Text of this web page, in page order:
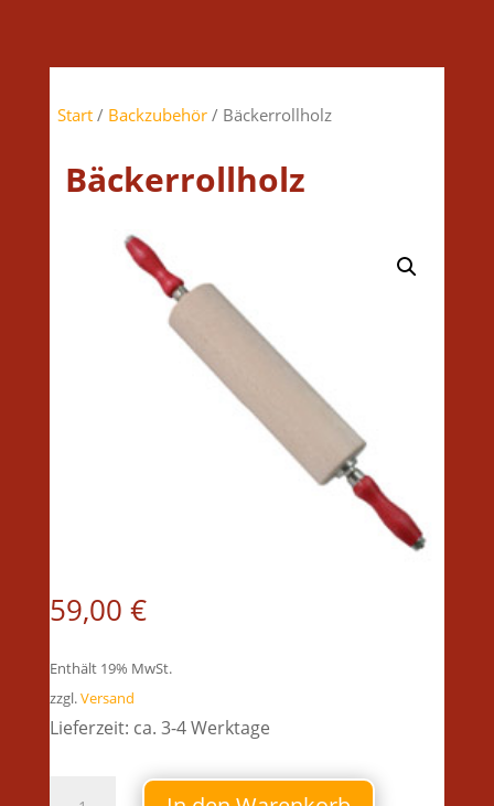
Start/ Backzubehör/ Bäckerrollholz
Bäckerrollholz
59,00 €
Enthält 19% MwSt.
zzgl.Versand
Lieferzeit: ca. 3-4 Werktage
Bäckerrollholz